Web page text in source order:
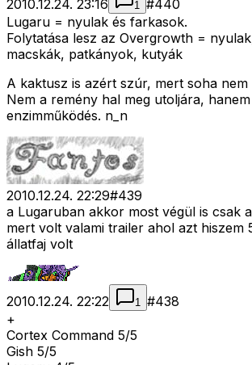
2010.12.24. 23:16 1 #440
Lugaru = nyulak és farkasok.
Folytatása lesz az Overgrowth =
macskák, patkányok, kutyák
A kaktusz is azért szúr, mert soha nem
Nem a remény hal meg utoljára,
enzimműködés. n_n
2010.12.24. 22:29#439
a Lugaruban akkor most végül is csak
mert volt valami trailer ahol azt hiszem
állatfaj volt
2010.12.24. 22:22 1 #438
+
Cortex Command 5/5
Gish 5/5